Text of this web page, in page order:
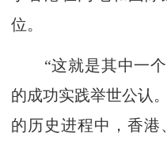
位。
“这就是其中一个
的成功实践举世公认
的历史进程中，香